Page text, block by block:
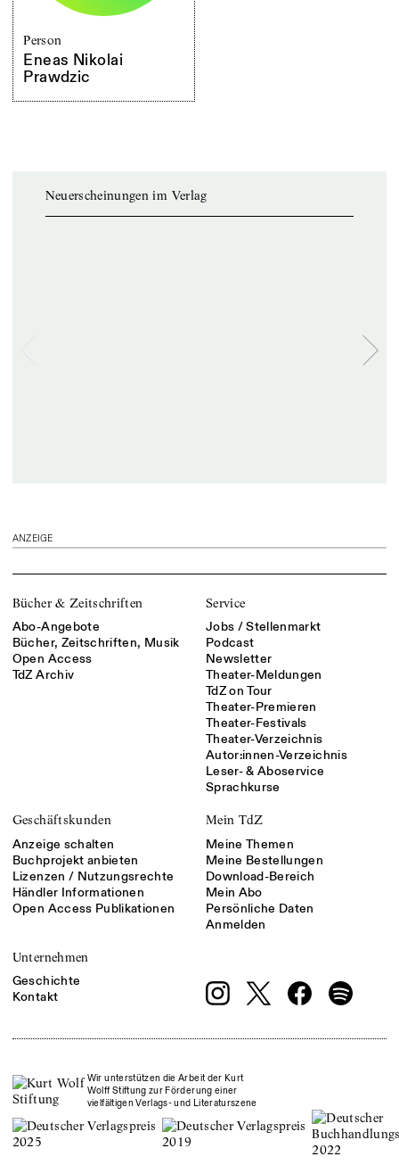
Person
Eneas Nikolai
Prawdzic
Neuerscheinungen im Verlag
ANZEIGE
Bücher & Zeitschriften
Abo-Angebote
Bücher, Zeitschriften, Musik
Open Access
TdZ Archiv
Service
Jobs / Stellenmarkt
Podcast
Newsletter
Theater-Meldungen
TdZ on Tour
Theater-Premieren
Theater-Festivals
Theater-Verzeichnis
Autor:innen-Verzeichnis
Leser- & Aboservice
Sprachkurse
Geschäftskunden
Anzeige schalten
Buchprojekt anbieten
Lizenzen / Nutzungsrechte
Händler Informationen
Open Access Publikationen
Mein TdZ
Meine Themen
Meine Bestellungen
Download-Bereich
Mein Abo
Persönliche Daten
Anmelden
Unternehmen
Geschichte
Kontakt
Wir unterstützen die Arbeit der Kurt
Wolff Stiftung zur Förderung einer
vielfältigen Verlags- und Literaturszene